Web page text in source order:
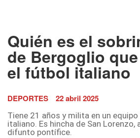
Quién es el
de Bergoglio
el fútbol italiano
DEPORTES 22 abril 2025
Tiene 21 años y milita en un
italiano. Es hincha de San Lorenzo,
difunto pontífice.